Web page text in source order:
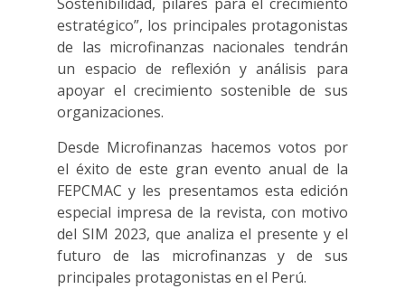
estratégico”, los principales protagonistas
de las microfinanzas nacionales tendrán
un espacio de reflexión y análisis para
apoyar el crecimiento sostenible de sus
organizaciones.
Desde Microfinanzas hacemos votos por
el éxito de este gran evento anual de la
FEPCMAC y les presentamos esta edición
especial impresa de la revista, con motivo
del SIM 2023, que analiza el presente y el
futuro de las microfinanzas y de sus
principales protagonistas en el Perú.